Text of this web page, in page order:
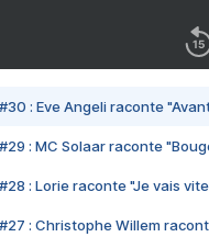
#30 : Eve Angeli raconte
#29 : MC Solaar raconte
#28 : Lorie raconte "Je vais
#27 : Christophe Willem